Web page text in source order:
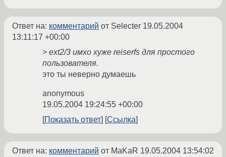
Ответ на: комментарий от Selecter 19.05.2004
13:11:17 +00:00
> ext2/3 имхо хуже reiserfs для простого
пользователя.
это ты неверно думаешь
anonymous
19.05.2004 19:24:55 +00:00
Показать ответ
Ссылка
Ответ на: комментарий от MaKaR 19.05.2004 13:54:02